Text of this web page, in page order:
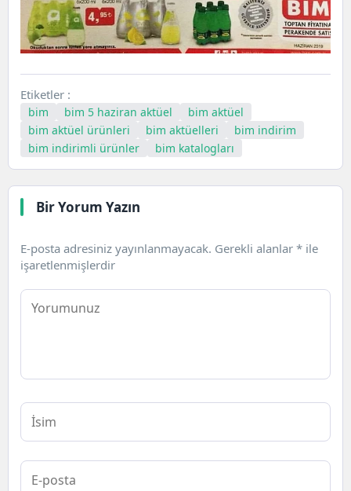
Etiketler :
bim bim 5 haziran aktüel
bim aktüel
bim aktüel ürünleri
bim aktüelleri
bim indirim
bim indirimli ürünler
bim katalogları
Bir Yorum Yazın
E-posta adresiniz yayınlanmayacak. Gerekli alanlar * ile
işaretlenmişlerdir